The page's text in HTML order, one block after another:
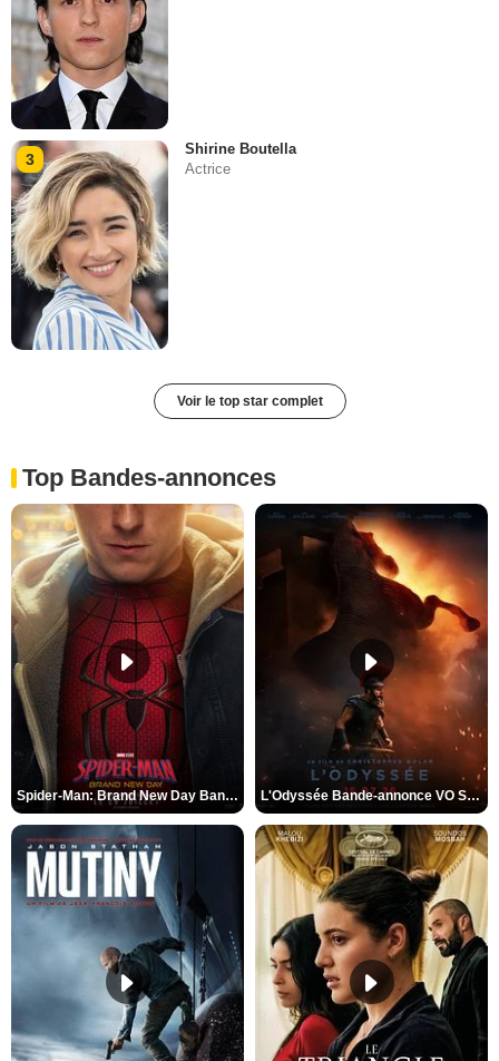
3
Shirine Boutella
Actrice
Voir le top star complet
Top Bandes-annonces
Spider-Man: Brand New Day Bande-annonce VO STFR L'Odyssée Bande-annonce VO STFR